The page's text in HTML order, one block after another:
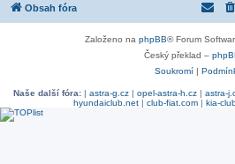
Obsah fóra
Založeno na phpBB® Forum
Český překlad –
Soukromí|
Naše další fóra: | astra-g.cz | opel-astra-h.cz | astra-
hyundaiclub.net| club-fiat.com| kia-